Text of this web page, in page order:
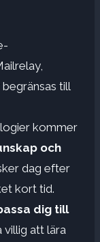
till
kommer
och
dag efter
kort tid.
dig till
villig att lära